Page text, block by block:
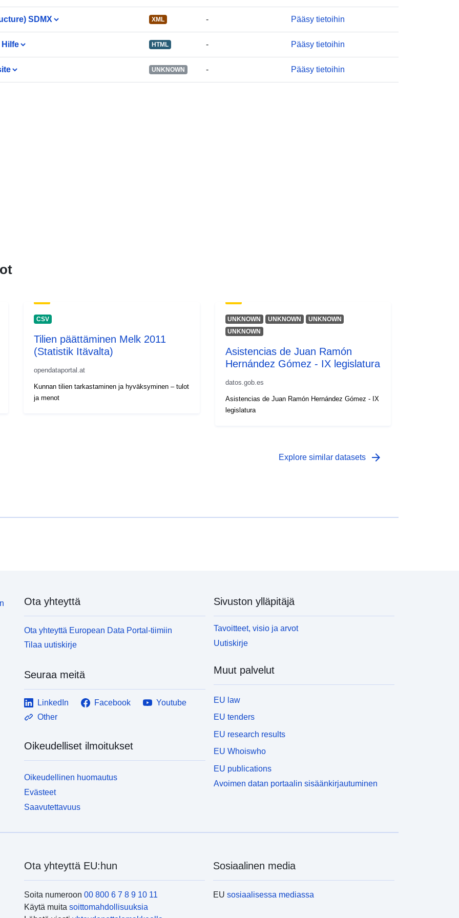
SDMX XML - Pääsy tietoihin
HTML - Pääsy tietoihin
UNKNOWN - Pääsy tietoihin
kattavuus:
31 December 2023
CSV
Tilien päättäminen Melk 2011
(Statistik Itävalta)
opendataportal.at
Kunnan tilien tarkastaminen ja hyväksyminen – tulot
ja menot
UNKNOWN UNKNOWN
UNKNOWN
UNKNOWN
Asistencias de Juan Ramón
Hernández Gómez - IX legislatura
datos.gob.es
Asistencias de Juan Ramón Hernández Gómez - IX
legislatura
Explore similar datasets arrow_forward
Ota yhteyttä
Ota yhteyttä European Data Portal-tiimiin
Tilaa uutiskirje
Seuraa meitä
LinkedIn Facebook
Youtube
Other
Oikeudelliset ilmoitukset
Oikeudellinen huomautus
Evästeet
Saavutettavuus
Sivuston ylläpitäjä
Tavoitteet, visio ja arvot
Uutiskirje
Muut palvelut
EU law
EU tenders
EU research results
EU Whoiswho
EU publications
Avoimen datan portaalin sisäänkirjautuminen
Ota yhteyttä EU:hun
Soita numeroon 00 800 6 7 8 9 10 11
Käytä muita soittomahdollisuuksia
Sosiaalinen media
EUsosiaalisessa mediassa